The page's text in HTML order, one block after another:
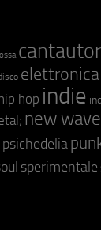
elettronica
hop indie
new wave
psichedelia
sperimentale